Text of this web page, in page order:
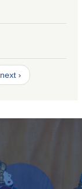
next ›